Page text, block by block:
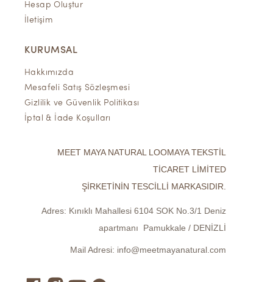
Hesap Oluştur
İletişim
KURUMSAL
Hakkımızda
Mesafeli Satış Sözleşmesi
Gizlilik ve Güvenlik Politikası
İptal & İade Koşulları
MEET MAYA NATURAL LOOMAYA TEKSTİL
TİCARET LİMİTED
ŞİRKETİNİN TESCİLLİ MARKASIDIR.
Adres: Kınıklı Mahallesi 6104 SOK No.3/1 Deniz
apartmanı Pamukkale / DENİZLİ
Mail Adresi: info@meetmayanatural.com